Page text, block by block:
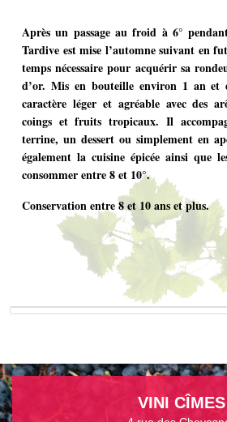
Après un passage au froid à 6°
Tardive est mise l’automne suivant en
temps nécessaire pour acquérir sa
d’or. Mis en bouteille environ 1 an et
caractère léger et agréable avec des
coings et fruits tropicaux. Il
terrine, un dessert ou simplement en
également la cuisine épicée ainsi que
consommer entre 8 et 10°.
Conservation entre 8 et 10 ans et plus.
VINI CÎMES